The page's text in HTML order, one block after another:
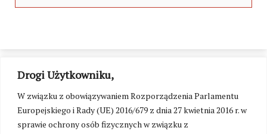
Drogi Użytkowniku,
W związku z obowiązywaniem Rozporządzenia Parlamentu
Europejskiego i Rady (UE) 2016/679 z dnia 27 kwietnia 2016 r. w
sprawie ochrony osób fizycznych w związku z